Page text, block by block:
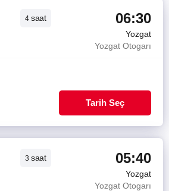
4 saat 06:30
Yozgat
Yozgat Otogarı
Tarih Seç
3 saat 05:40
Yozgat
Yozgat Otogarı